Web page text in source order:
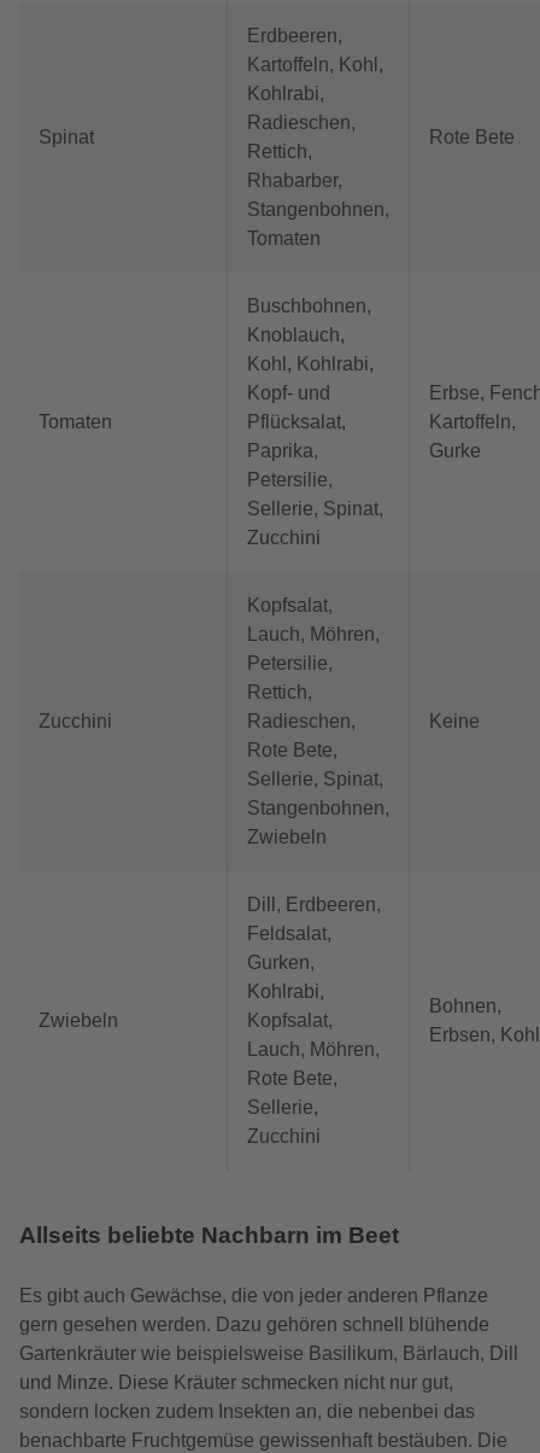
Spinat
Erdbeeren,
Kartoffeln, Kohl,
Kohlrabi,
Radieschen,
Rettich,
Rhabarber,
Stangenbohnen,
Tomaten
Rote Bete
Tomaten
Buschbohnen,
Knoblauch,
Kohl, Kohlrabi,
Kopf- und
Pflücksalat,
Paprika,
Petersilie,
Sellerie, Spinat,
Zucchini
Erbse,
Kartoffeln,
Gurke
Zucchini
Kopfsalat,
Lauch, Möhren,
Petersilie,
Rettich,
Radieschen,
Rote Bete,
Sellerie, Spinat,
Stangenbohnen,
Zwiebeln
Keine
Zwiebeln
Dill, Erdbeeren,
Feldsalat,
Gurken,
Kohlrabi,
Kopfsalat,
Lauch, Möhren,
Rote Bete,
Sellerie,
Zucchini
Bohnen,
Erbsen, Kohl
Allseits beliebte Nachbarn im Beet
Es gibt auch Gewächse, die von jeder anderen Pflanze
gern gesehen werden. Dazu gehören schnell blühende
Gartenkräuter wie beispielsweise Basilikum, Bärlauch, Dill
und Minze. Diese Kräuter schmecken nicht nur gut,
sondern locken zudem Insekten an, die nebenbei das
benachbarte Fruchtgemüse gewissenhaft bestäuben. Die